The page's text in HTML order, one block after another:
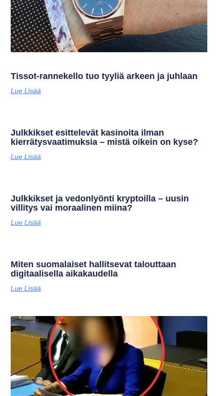
Tissot-rannekello tuo tyyliä arkeen ja juhlaan
Lue Lisää
Julkkikset esittelevät kasinoita ilman
kierrätysvaatimuksia – mistä oikein on kyse?
Lue Lisää
Julkkikset ja vedonlyönti kryptoilla – uusin
villitys vai moraalinen miina?
Lue Lisää
Miten suomalaiset hallitsevat talouttaan
digitaalisella aikakaudella
Lue Lisää